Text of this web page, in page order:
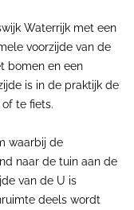
Waterrijk met een
voorzijde van de
bomen en een
is in de praktijk de
te fiets.
waarbij de
naar de tuin aan de
van de U is
deels wordt